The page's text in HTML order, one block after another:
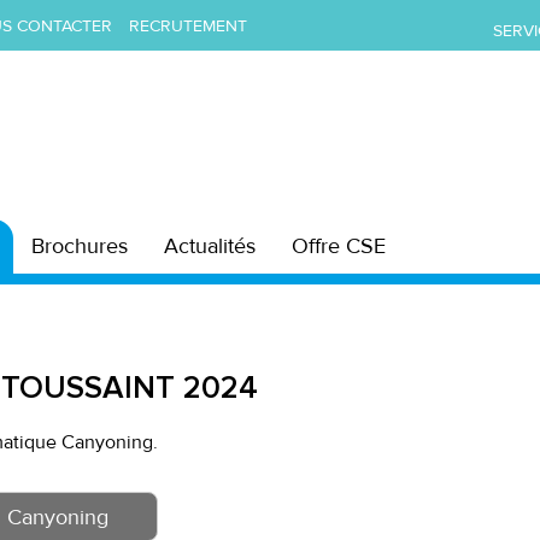
CONTACTER RECRUTEMENT
Brochures Actualités Offre CSE
TOUSSAINT 2024
Canyoning.
Canyoning